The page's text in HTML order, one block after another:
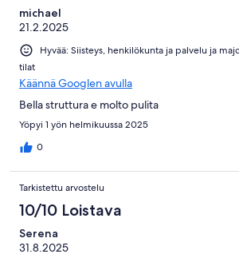
michael
21.2.2025
Hyvää: Siisteys, henkilökunta ja palvelu ja
tilat
Käännä Googlen avulla
Bella struttura e molto pulita
Yöpyi 1 yön helmikuussa 2025
0
Tarkistettu arvostelu
10/10 Loistava
Serena
31.8.2025